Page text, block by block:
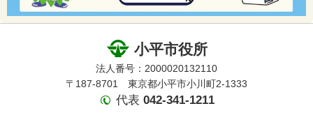
小平市役所
法人番号：2000020132110
〒187-8701 東京都小平市小川町2-1333
代表 042-341-1211